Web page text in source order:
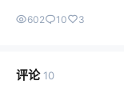
602 10 3
评论 10